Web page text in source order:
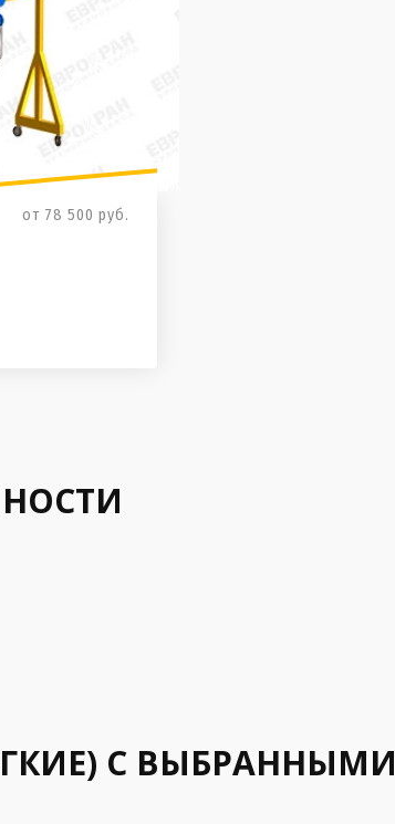
от 78 500 руб.
С ВЫБРАННЫМИ